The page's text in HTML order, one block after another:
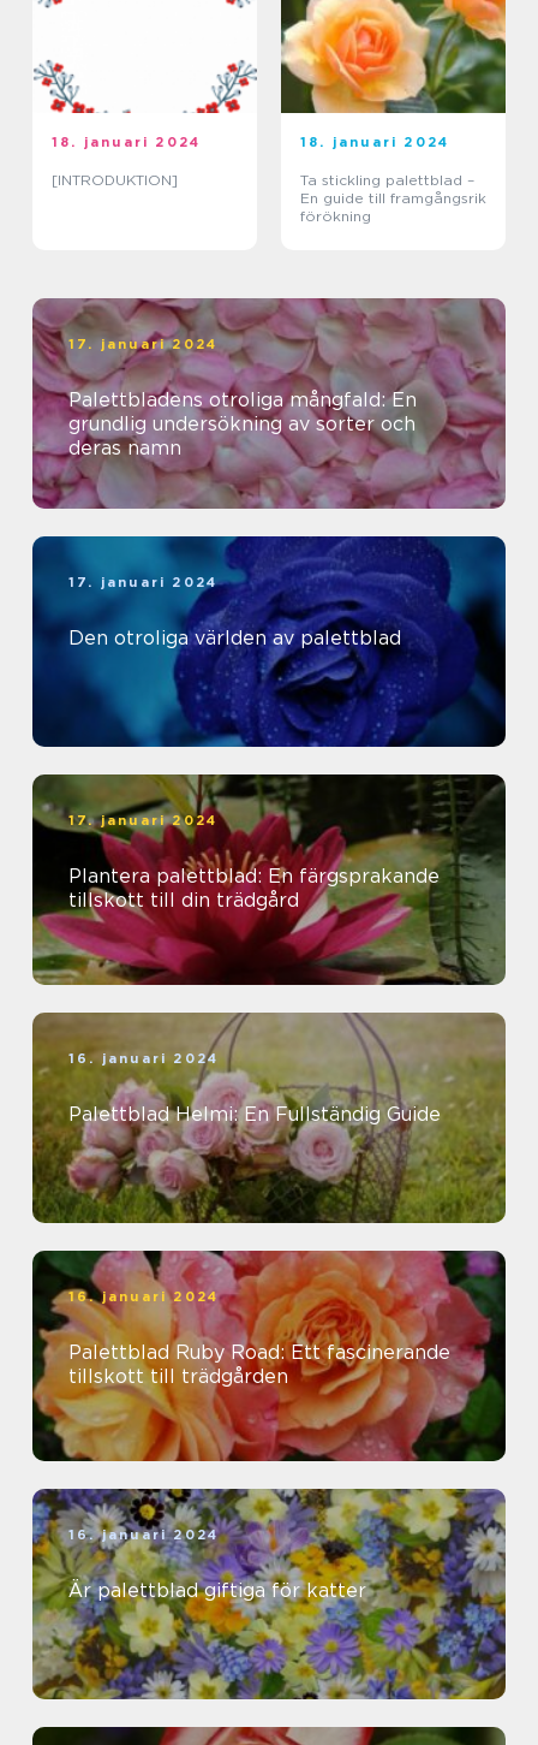
18. januari 2024
[INTRODUKTION]
18. januari 2024
Ta stickling palettblad –
En guide till framgångsrik
förökning
17. januari 2024
Palettbladens otroliga mångfald: En
grundlig undersökning av sorter och
deras namn
17. januari 2024
Den otroliga världen av palettblad
17. januari 2024
Plantera palettblad: En färgsprakande
tillskott till din trädgård
16. januari 2024
Palettblad Helmi: En Fullständig Guide
16. januari 2024
Palettblad Ruby Road: Ett fascinerande
tillskott till trädgården
16. januari 2024
Är palettblad giftiga för katter